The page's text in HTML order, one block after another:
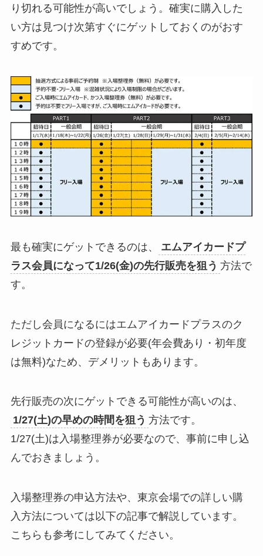
り切れる可能性が高いでしょう。確実に購入した
い方は見つけ次第すぐにゲットしておくのがおす
すめです。
最も確実にゲットできるのは、
エムアイカードプ
ラス会員になって1/26(金)の先行販売を狙う 方法で
す。
ただし会員になるにはエムアイカードプラスのク
レジットカードの登録が必要(年会費あり・初年度
は無料)なため、デメリットもあります。
先行販売の次にゲットできる可能性が高いのは、
1/27(土)の早めの時間を狙う 方法です。
1/27(土)は入場整理券が必要なので、事前に申し込
んでおきましょう。
入場整理券の申込方法や、東京会場での詳しい購
入方法については以下の記事で解説しています。
こちらも参考にしてみてください。